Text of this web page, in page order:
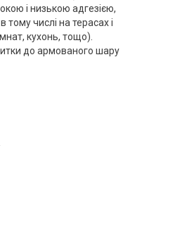
і низькою адгезією,
тому числі на терасах і
кухонь, тощо).
до армованого шару